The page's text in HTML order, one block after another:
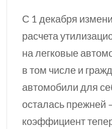
С 1 декабря
расчета
на легковые
в том числе и
автомобили для
осталась прежней
коэффициент